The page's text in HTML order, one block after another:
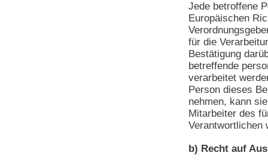
Jede betroffene
Europäischen
für die
Bestätigung
betreffende
verarbeitet
Person dieses
nehmen, kann
Mitarbeiter des
Verantwortlichen
b) Recht auf